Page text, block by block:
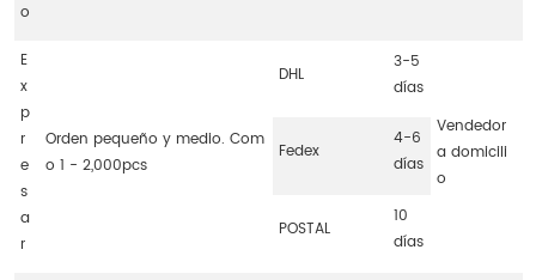
o
E
x
p
r
e
s
a
r
Orden pequeño y medio. Com
o 1 - 2,000pcs
DHL
3-5
días
Vendedor
a domicili
o
Fedex
4-6
días
POSTAL
10
días